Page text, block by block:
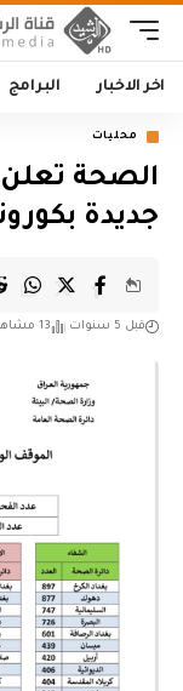
اخر الاخبار البرامج
محليات
جديدة
قبل 5 سنوات 13 مشاهدات